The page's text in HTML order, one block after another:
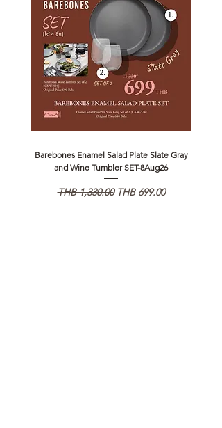
Barebones Enamel Salad Plate Slate Gray
and Wine Tumbler SET-8Aug26
Regular Price
THB 1,330.00 Sale Price
THB 699.00